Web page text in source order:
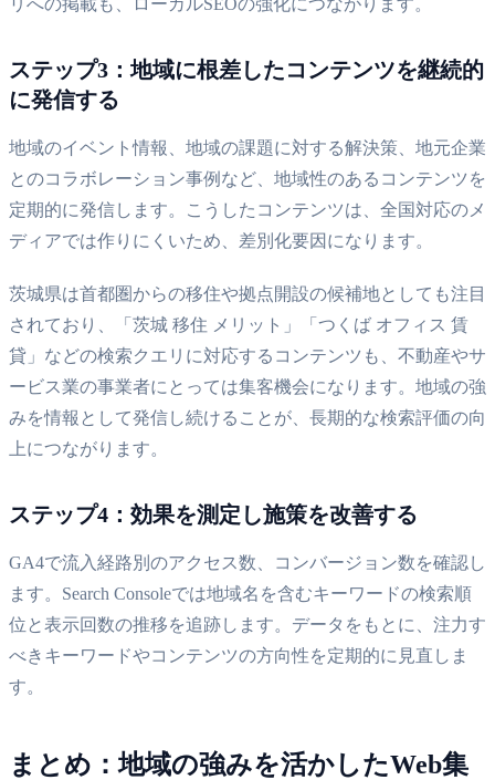
ステップ3：地域に根差したコンテンツを継続的
に発信する
地域のイベント情報、地域の課題に対する解決策、地元企業
とのコラボレーション事例など、地域性のあるコンテンツを
定期的に発信します。こうしたコンテンツは、全国対応のメ
ディアでは作りにくいため、差別化要因になります。
茨城県は首都圏からの移住や拠点開設の候補地としても注目
されており、「茨城 移住 メリット」「つくば オフィス 賃
貸」などの検索クエリに対応するコンテンツも、不動産やサ
ービス業の事業者にとっては集客機会になります。地域の強
みを情報として発信し続けることが、長期的な検索評価の向
上につながります。
ステップ4：効果を測定し施策を改善する
GA4で流入経路別のアクセス数、コンバージョン数を確認し
ます。Search Consoleでは地域名を含むキーワードの検索順
位と表示回数の推移を追跡します。データをもとに、注力す
べきキーワードやコンテンツの方向性を定期的に見直しま
す。
まとめ：地域の強みを活かしたWeb集